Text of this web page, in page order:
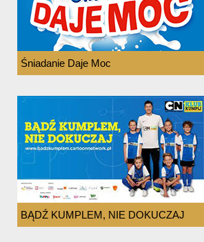
Śniadanie Daje Moc
BĄDŹ KUMPLEM, NIE DOKUCZAJ